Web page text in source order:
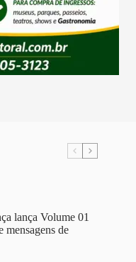
lança Volume 01
mensagens de